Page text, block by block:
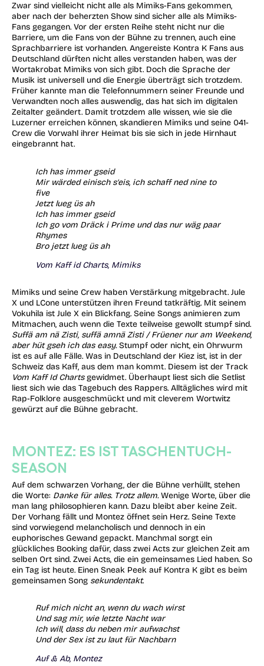
Zwar sind vielleicht nicht alle als Mimiks-Fans gekommen,
aber nach der beherzten Show sind sicher alle als Mimiks-
Fans gegangen. Vor der ersten Reihe steht nicht nur die
Barriere, um die Fans von der Bühne zu trennen, auch eine
Sprachbarriere ist vorhanden. Angereiste Kontra K Fans aus
Deutschland dürften nicht alles verstanden haben, was der
Wortakrobat Mimiks von sich gibt. Doch die Sprache der
Musik ist universell und die Energie überträgt sich trotzdem.
Früher kannte man die Telefonnummern seiner Freunde und
Verwandten noch alles auswendig, das hat sich im digitalen
Zeitalter geändert. Damit trotzdem alle wissen, wie sie die
Luzerner erreichen können, skandieren Mimiks und seine 041-
Crew die Vorwahl ihrer Heimat bis sie sich in jede Hirnhaut
eingebrannt hat.
Ich has immer gseid
Mir wärded einisch s′eis, ich schaff ned nine to
five
Jetzt lueg üs ah
Ich has immer gseid
Ich go vom Dräck i Prime und das nur wäg paar
Rhymes
Bro jetzt lueg üs ah
Vom Kaff id Charts, Mimiks
Mimiks und seine Crew haben Verstärkung mitgebracht. Jule
X und LCone unterstützen ihren Freund tatkräftig. Mit seinem
Vokuhila ist Jule X ein Blickfang. Seine Songs animieren zum
Mitmachen, auch wenn die Texte teilweise gewollt stumpf sind.
Suffä am nä Zisti, suffä amnä Zisti / Früener nur am Weekend,
aber hüt gseh ich das easy.Stumpf oder nicht, ein Ohrwurm
ist es auf alle Fälle. Was in Deutschland der Kiez ist, ist in der
Schweiz das Kaff, aus dem man kommt. Diesem ist der Track
Vom Kaff Id Chartsgewidmet. Überhaupt liest sich die Setlist
liest sich wie das Tagebuch des Rappers. Alltägliches wird mit
Rap-Folklore ausgeschmückt und mit cleverem Wortwitz
gewürzt auf die Bühne gebracht.
MONTEZ: ES IST TASCHENTUCH-
SEASON
Auf dem schwarzen Vorhang, der die Bühne verhüllt, stehen
die Worte: Danke für alles. Trotz allem.Wenige Worte, über die
man lang philosophieren kann. Dazu bleibt aber keine Zeit.
Der Vorhang fällt und Montez öffnet sein Herz. Seine Texte
sind vorwiegend melancholisch und dennoch in ein
euphorisches Gewand gepackt. Manchmal sorgt ein
glückliches Booking dafür, dass zwei Acts zur gleichen Zeit am
selben Ort sind. Zwei Acts, die ein gemeinsames Lied haben. So
ein Tag ist heute. Einen Sneak Peek auf Kontra K gibt es beim
gemeinsamen Song sekundentakt.
Ruf mich nicht an, wenn du wach wirst
Und sag mir, wie letzte Nacht war
Ich will, dass du neben mir aufwachst
Und der Sex ist zu laut für Nachbarn
Auf & Ab, Montez